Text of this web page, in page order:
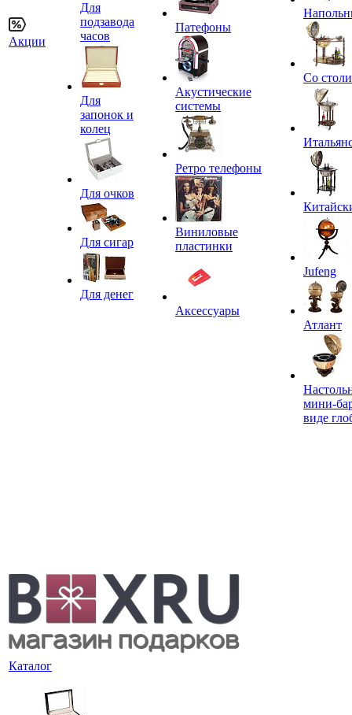
Акции
Для
подзавода
часов
Для
запонок и
колец
Для очков
Для сигар
Для денег
Патефоны
Акустические
системы
Ретро телефоны
Виниловые
пластинки
Аксессуары
Со
Jufeng
Атлант
мини-
виде
Каталог